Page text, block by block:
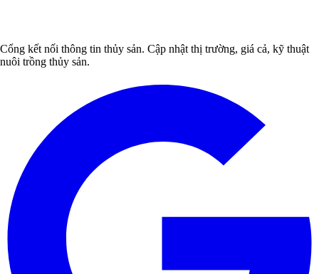
Cổng kết nối thông tin thủy sản. Cập nhật thị trường, giá cả, kỹ thuật
nuôi trồng thủy sản.